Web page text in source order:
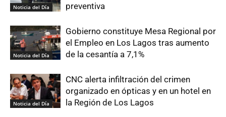
Noticia del Día
preventiva
Noticia del Día
Gobierno constituye Mesa Regional por
el Empleo en Los Lagos tras aumento
de la cesantía a 7,1%
Noticia del Día
CNC alerta infiltración del crimen
organizado en ópticas y en un hotel en
la Región de Los Lagos